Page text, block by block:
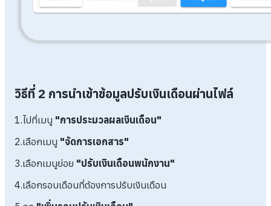
วิธีที่ 2 การนำเข้าข้อมูลปรับเงินเดือนผ่านไฟล์
1.ไปที่เมนู "การประมวลผลเงินเดือน"
2.เลือกเมนู "จัดการเอกสาร"
3.เลือกเมนูย่อย "ปรับเงินเดือนพนักงาน"
4.เลือกรอบเดือนที่ต้องการปรับเงินเดือน